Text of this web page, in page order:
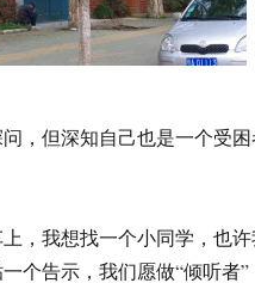
，但深知自己也是一个受
，我想找一个小同学，也
个告示，我们愿做“倾听者